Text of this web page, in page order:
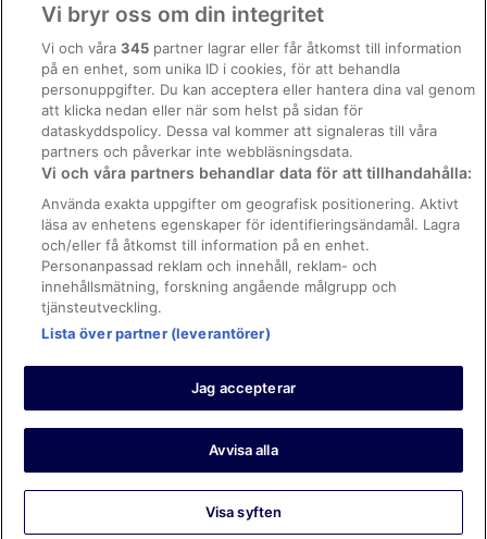
Regler och villkor för Vrbo
Tillgänglighetsanpassning
Juridisk information/Kontakta oss
Riktlinjer för innehåll och anmäla innehåll
Hjälp
Kontakta oss
Avboka eller ändra din bokning
Boka ett flyg med flygbolagskredit
Återbetalningsprocess och tidslinjer
© 2026 Expedia, Inc., ett företag inom Expedia Group.
https://www.expediagroup.com/ Med ensamrätt. MrJet är ett
varumärke eller registrerat varumärke som tillhör Expedia, Inc.
Vi bryr oss om din integritet
Vi och våra345 partner lagrar eller får åtkomst till information
på en enhet, som unika ID i cookies, för att behandla
personuppgifter. Du kan acceptera eller hantera dina val genom
att klicka nedan eller när som helst på sidan för
dataskyddspolicy. Dessa val kommer att signaleras till våra
partners och påverkar inte webbläsningsdata.
Vi och våra partners behandlar data för att tillhandahålla:
Använda exakta uppgifter om geografisk positionering. Aktivt
läsa av enhetens egenskaper för identifieringsändamål. Lagra
och/eller få åtkomst till information på en enhet.
Personanpassad reklam och innehåll, reklam- och
innehållsmätning, forskning angående målgrupp och
tjänsteutveckling.
Lista över partner (leverantörer)
Jag accepterar
Avvisa alla
Visa syften